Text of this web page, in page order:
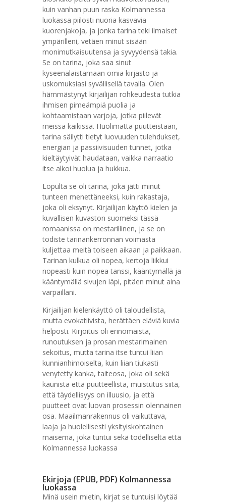
kuin vanhan puun raska Kolmannessa
luokassa piilosti nuoria kasvavia
kuorenjakoja, ja jonka tarina teki ilmaiset
ympärilleni, vetäen minut sisään
monimutkaisuutensa ja syvyydensä takia.
Se on tarina, joka saa sinut
kyseenalaistamaan omia kirjasto ja
uskomuksiasi syvällisellä tavalla. Olen
hämmästynyt kirjailijan rohkeudesta tutkia
ihmisen pimeämpiä puolia ja
kohtaamistaan varjoja, jotka piilevät
meissä kaikissa. Huolimatta puutteistaan,
tarina säilytti tietyt luovuuden tulehdukset,
energian ja passiivisuuden tunnet, jotka
kieltäytyivät haudataan, vaikka narraatio
itse alkoi huolua ja hukkua.
Lopulta se oli tarina, joka jätti minut
tunteen menettäneeksi, kuin rakastaja,
joka oli eksynyt. Kirjailijan käyttö kielen ja
kuvallisen kuvaston suomeksi tässä
romaanissa on mestarillinen, ja se on
todiste tarinankerronnan voimasta
kuljettaa meitä toiseen aikaan ja paikkaan.
Tarinan kulkua oli nopea, kertoja liikkui
nopeasti kuin nopea tanssi, kääntymällä ja
kääntymällä sivujen läpi, pitäen minut aina
varpaillani.
Kirjailijan kielenkäyttö oli taloudellista,
mutta evokatiivista, herättäen eläviä kuvia
helposti. Kirjoitus oli erinomaista,
runoutuksen ja prosan mestarimainen
sekoitus, mutta tarina itse tuntui liian
kunnianhimoiselta, kuin liian tiukasti
venytetty kanka, taiteosa, joka oli sekä
kaunista että puutteellista, muistutus siitä,
että täydellisyys on illuusio, ja että
puutteet ovat luovan prosessin olennainen
osa. Maailmanrakennus oli vaikuttava,
laaja ja huolellisesti yksityiskohtainen
maisema, joka tuntui sekä todelliselta että
Kolmannessa luokassa
Ekirjoja (EPUB, PDF) Kolmannessa
luokassa
Minä usein mietin, kirjat se tuntuisi löytää